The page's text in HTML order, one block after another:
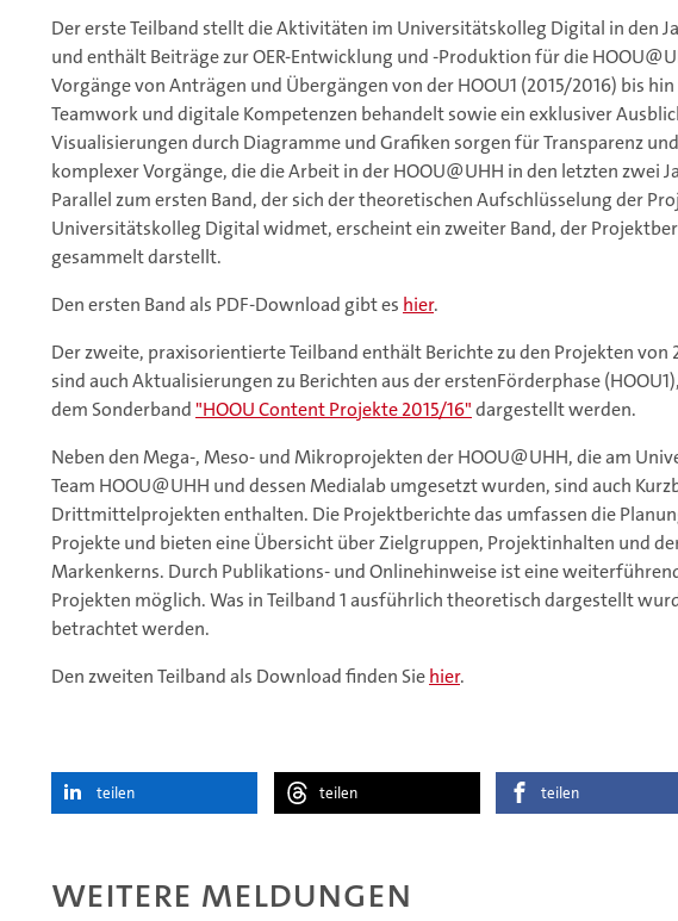
Der erste Teilband stellt die Aktivitäten im Universitätskolleg Digital in den
und enthält Beiträge zur OER-Entwicklung und -Produktion für die
Vorgänge von Anträgen und Übergängen von der HOOU1 (2015/2016) bis
Teamwork und digitale Kompetenzen behandelt sowie ein exklusiver
Visualisierungen durch Diagramme und Grafiken sorgen für Transparenz
komplexer Vorgänge, die die Arbeit in der HOOU@UHH in den letzten zwei
Parallel zum ersten Band, der sich der theoretischen Aufschlüsselung der
Universitätskolleg Digital widmet, erscheint ein zweiter Band, der
gesammelt darstellt.
Den ersten Band als PDF-Download gibt es hier.
Der zweite, praxisorientierte Teilband enthält Berichte zu den Projekten von
sind auch Aktualisierungen zu Berichten aus der erstenFörderphase
dem Sonderband"HOOU Content Projekte 2015/16"dargestellt werden.
Neben den Mega-, Meso- und Mikroprojekten der HOOU@UHH, die am
Team HOOU@UHH und dessen Medialab umgesetzt wurden, sind auch
Drittmittelprojekten enthalten. Die Projektberichte das umfassen die
Projekte und bieten eine Übersicht über Zielgruppen, Projektinhalten und
Markenkerns. Durch Publikations- und Onlinehinweise ist eine
Projekten möglich. Was in Teilband 1 ausführlich theoretisch dargestellt
betrachtet werden.
Den zweiten Teilband als Download finden Siehier.
teilen teilen teilen
Weitere Meldungen